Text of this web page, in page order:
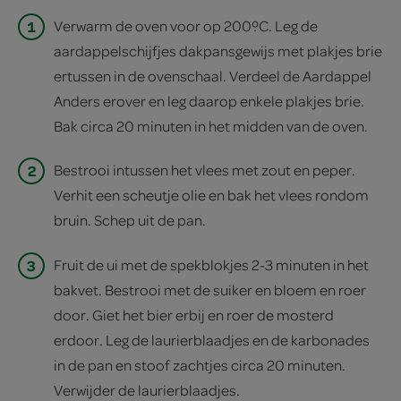
1
Verwarm de oven voor op 200ºC. Leg de
aardappelschijfjes dakpansgewijs met plakjes brie
ertussen in de ovenschaal. Verdeel de Aardappel
Anders erover en leg daarop enkele plakjes brie.
Bak circa 20 minuten in het midden van de oven.
2
Bestrooi intussen het vlees met zout en peper.
Verhit een scheutje olie en bak het vlees rondom
bruin. Schep uit de pan.
3
Fruit de ui met de spekblokjes 2-3 minuten in het
bakvet. Bestrooi met de suiker en bloem en roer
door. Giet het bier erbij en roer de mosterd
erdoor. Leg de laurierblaadjes en de karbonades
in de pan en stoof zachtjes circa 20 minuten.
Verwijder de laurierblaadjes.